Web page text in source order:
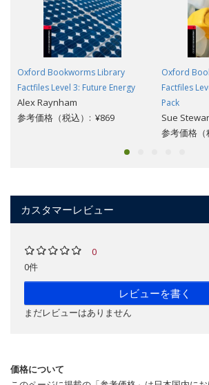
Oxford Bookworms Library
Factfiles Level 3: Future Energy
Alex Raynham
参考価格（税込）: ¥869
Oxford
Factfiles
Pack
Sue
参考価格
カスタマーレビュー
0
0件
レビューを書く
まだレビューはありません
価格について